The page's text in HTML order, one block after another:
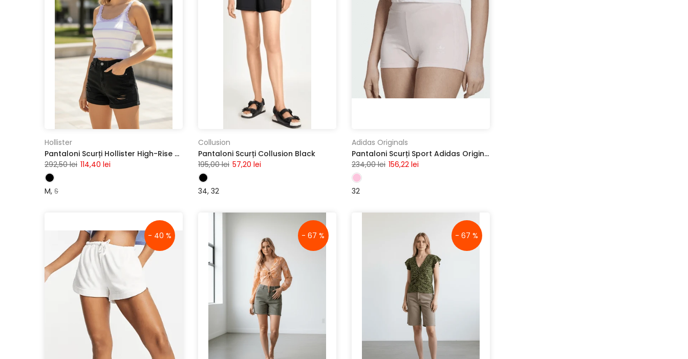
Hollister
Pantaloni Scurți Hollister High-Rise Black
292,50 lei 114,40 lei
M S
Collusion
Pantaloni Scurți Collusion Black
195,00 lei 57,20 lei
34 32
Adidas Originals
Pantaloni Scurți Sport Adidas Originals Light Pink
234,00 lei 156,22 lei
32
- 40 % - 67 % - 67 %